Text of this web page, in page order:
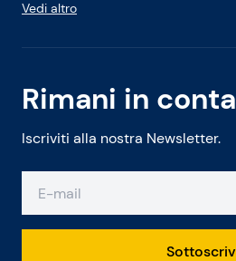
Rimani in
Iscriviti alla nostra Newsletter.
Vedi altro